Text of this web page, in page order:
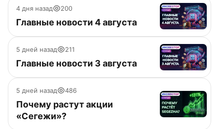
4 дня назад 200
Главные новости 4 августа
5 дней назад 211
Главные новости 3 августа
5 дней назад 486
Почему растут акции
«Сегежи»?